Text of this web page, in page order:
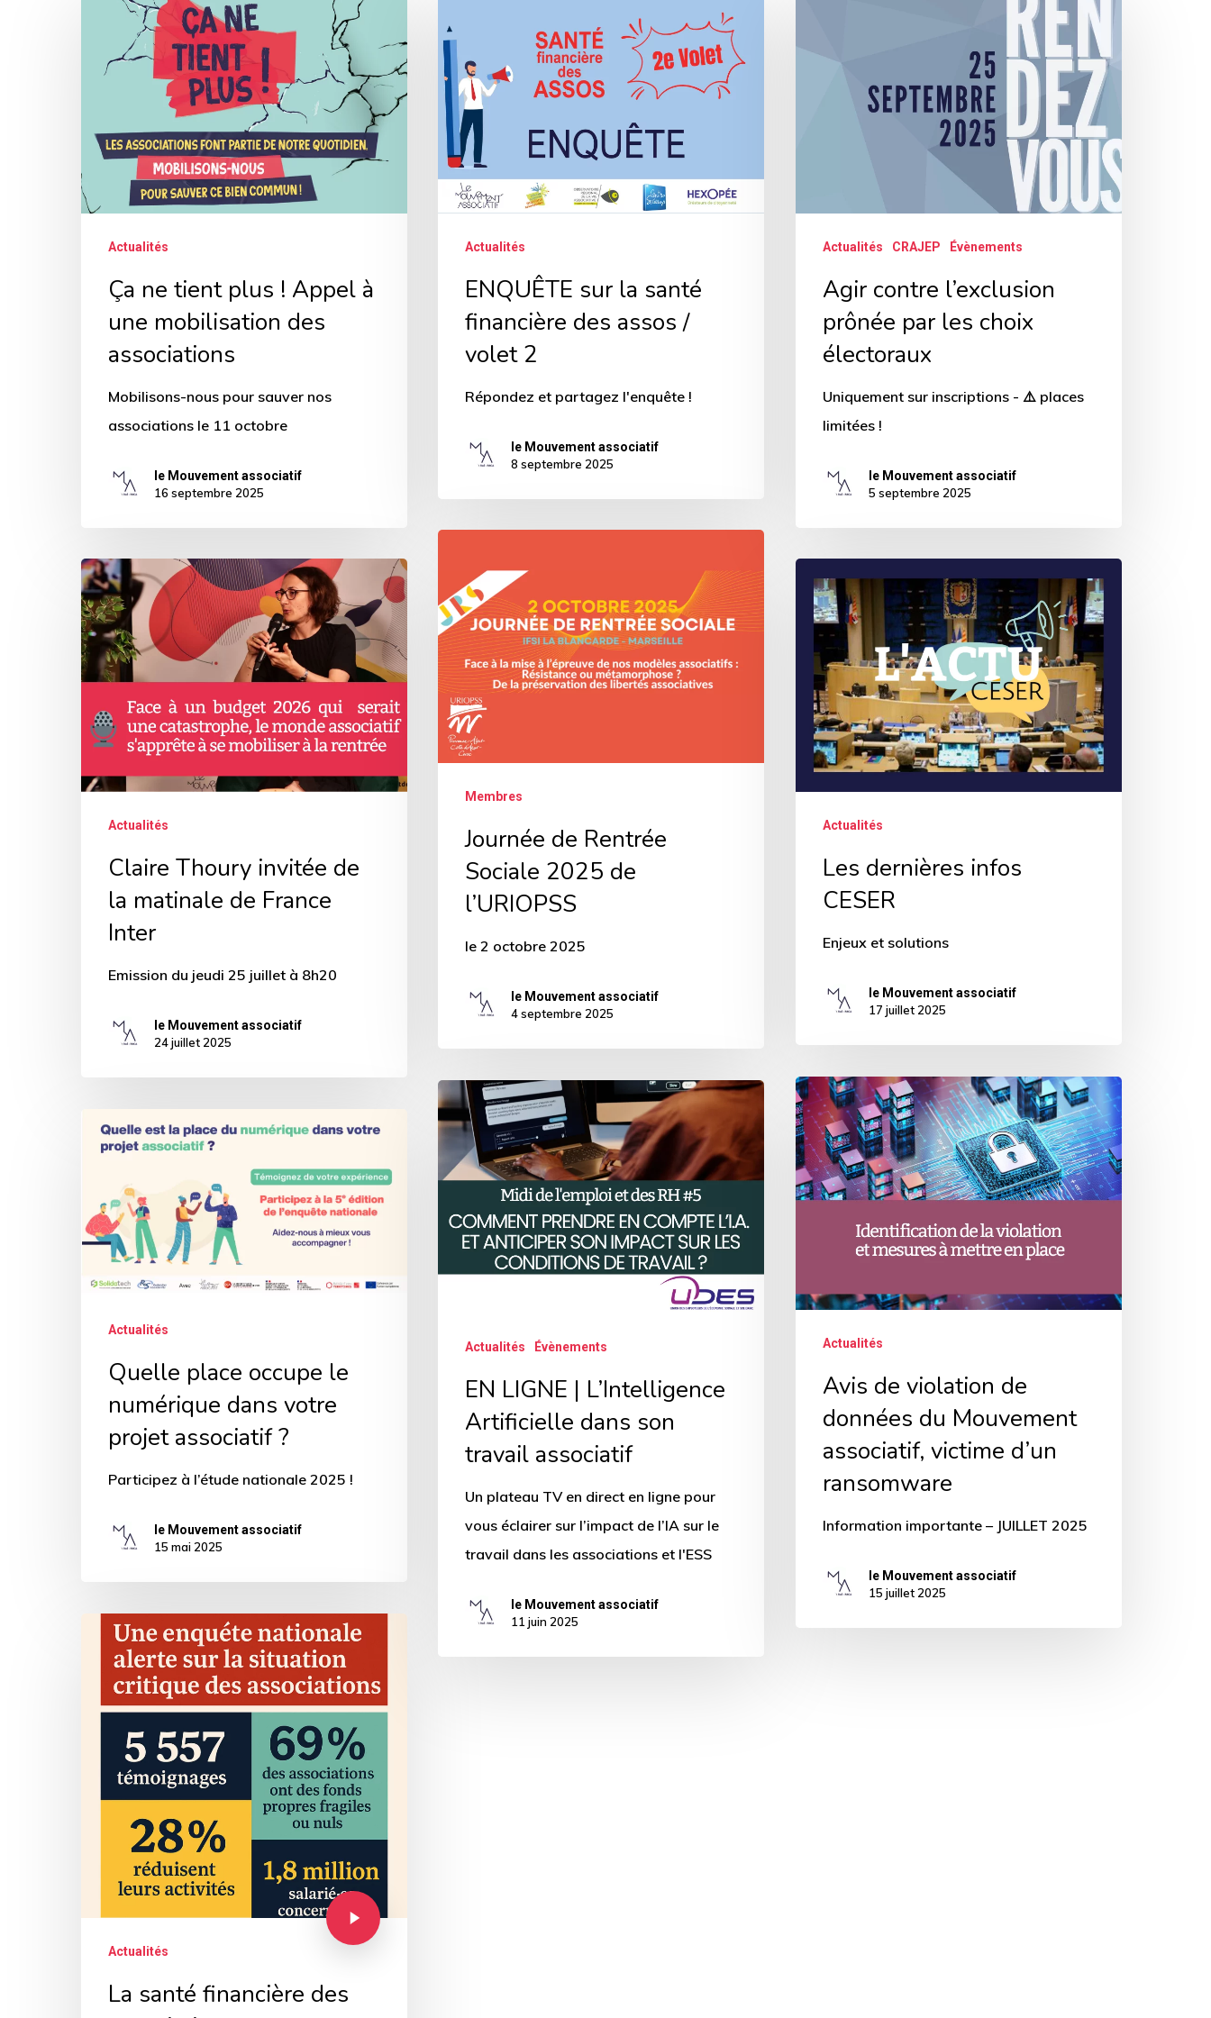
plus
Appel
une
associations
Actualités
Ça ne tient plus ! Appel à
une mobilisation des
associations
Mobilisons-nous pour sauver nos
associations le 11 octobre
le Mouvement associatif
16 septembre 2025
sur
la
santé
financière
des
assos
Actualités
ENQUÊTE sur la santé
financière des assos /
volet 2
Répondez et partagez l'enquête !
le Mouvement associatif
8 septembre 2025
Actualités CRAJEP Évènements
Agir contre l’exclusion
prônée par les choix
électoraux
Uniquement sur inscriptions - ⚠️ places
limitées !
le Mouvement associatif
5 septembre 2025
Rentrée
Sociale
2025
de
l’URIOPSS
Membres
Journée de Rentrée
Sociale 2025 de
l’URIOPSS
le 2 octobre 2025
le Mouvement associatif
4 septembre 2025
Claire
Thoury
invitée
de
la
matinale
de
France
Actualités
Claire Thoury invitée de
la matinale de France
Inter
Emission du jeudi 25 juillet à 8h20
le Mouvement associatif
24 juillet 2025
dernières
infos
CESER
Actualités
Les dernières infos
CESER
Enjeux et solutions
le Mouvement associatif
17 juillet 2025
Avis
de
violation
de
données
associatif,
d’un
ransomware
Actualités
Avis de violation de
données du Mouvement
associatif, victime d’un
ransomware
Information importante – JUILLET 2025
le Mouvement associatif
15 juillet 2025
EN
LIGNE
L’Intelligence
Artificielle
dans
Actualités Évènements
EN LIGNE | L’Intelligence
Artificielle dans son
travail associatif
Un plateau TV en direct en ligne pour
vous éclairer sur l’impact de l’IA sur le
travail dans les associations et l'ESS
le Mouvement associatif
11 juin 2025
Quelle
place
numérique
dans
projetActualités
Quelle place occupe le
numérique dans votre
projet associatif ?
Participez à l’étude nationale 2025 !
le Mouvement associatif
15 mai 2025
Actualités
La santé financière des